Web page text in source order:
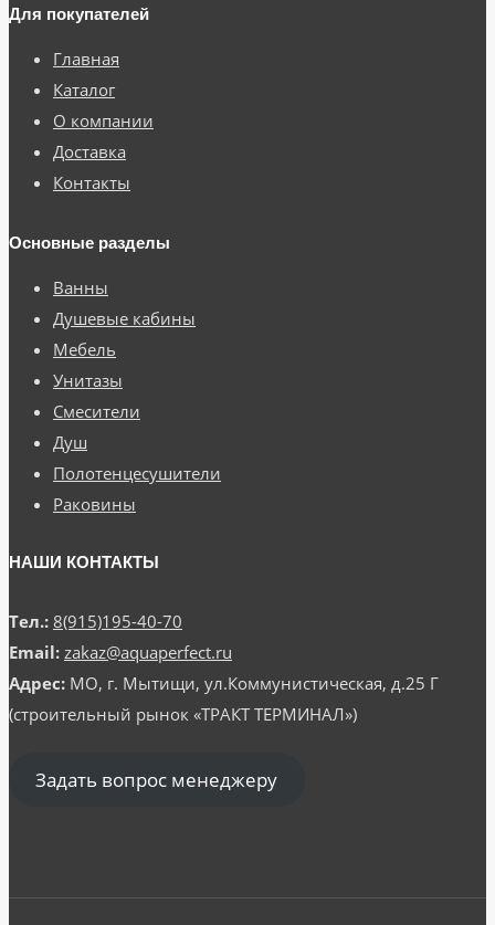
Для покупателей
Главная
Каталог
О компании
Доставка
Контакты
Основные разделы
Ванны
Душевые кабины
Мебель
Унитазы
Смесители
Душ
Полотенцесушители
Раковины
НАШИ КОНТАКТЫ
Тел.: 8(915)195-40-70
Email: zakaz@aquaperfect.ru
Адрес: МО, г. Мытищи, ул.Коммунистическая, д.25 Г
(строительный рынок «ТРАКТ ТЕРМИНАЛ»)
Задать вопрос менеджеру